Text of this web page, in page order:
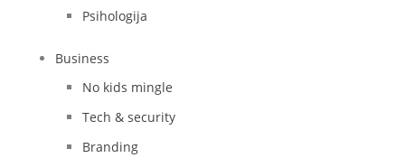
Psihologija
Business
No kids mingle
Tech & security
Branding